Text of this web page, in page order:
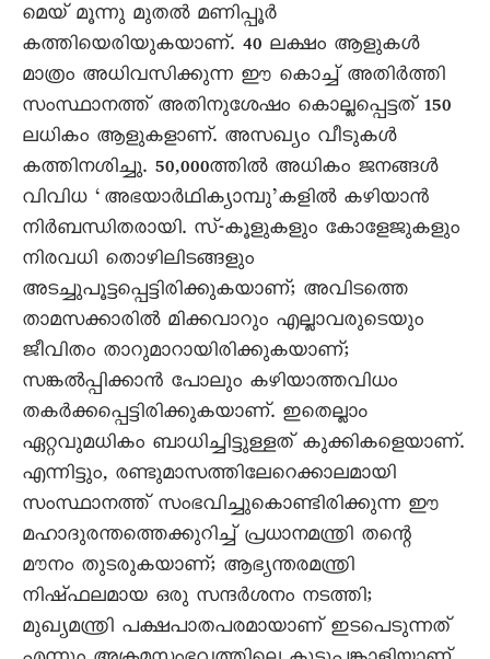
മെയ് മൂന്നു മുതൽ മണിപ്പൂർ
കത്തിയെരിയുകയാണ്. 40 ലക്ഷം ആളുകൾ
മാത്രം അധിവസിക്കുന്ന ഈ കൊച്ച് അതിർത്തി
സംസ്ഥാനത്ത് അതിനുശേഷം കൊല്ലപ്പെട്ടത് 150
ലധികം ആളുകളാണ്. അസഖ്യം വീടുകൾ
കത്തിനശിച്ചു. 50,000ത്തിൽ അധികം ജനങ്ങൾ
വിവിധ ‘അഭയാർഥിക്യാമ്പു’കളിൽ കഴിയാൻ
നിർബന്ധിതരായി. സ്-കൂളുകളും കോളേജുകളും
നിരവധി തൊഴിലിടങ്ങളും
അടച്ചുപൂട്ടപ്പെട്ടിരിക്കുകയാണ്; അവിടത്തെ
താമസക്കാരിൽ മിക്കവാറും എല്ലാവരുടെയും
ജീവിതം താറുമാറായിരിക്കുകയാണ്;
സങ്കൽപ്പിക്കാൻ പോലും കഴിയാത്തവിധം
തകർക്കപ്പെട്ടിരിക്കുകയാണ്. ഇതെല്ലാം
ഏറ്റവുമധികം ബാധിച്ചിട്ടുള്ളത് കുക്കികളെയാണ്.
എന്നിട്ടും, രണ്ടുമാസത്തിലേറെക്കാലമായി
സംസ്ഥാനത്ത് സംഭവിച്ചുകൊണ്ടിരിക്കുന്ന ഈ
മഹാദുരന്തത്തെക്കുറിച്ച് പ്രധാനമന്ത്രി തന്റെ
മൗനം തുടരുകയാണ്; ആഭ്യന്തരമന്ത്രി
നിഷ്ഫലമായ ഒരു സന്ദർശനം നടത്തി;
മുഖ്യമന്ത്രി പക്ഷപാതപരമായാണ് ഇടപെടുന്നത്